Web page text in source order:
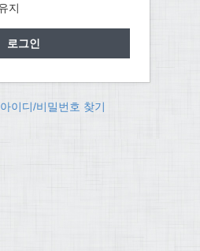
지
아이디/비밀번호 찾기